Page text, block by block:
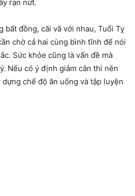
rạn nứt.
bất đồng, cãi vã với nhau, Tuổi Tỵ
chờ cả hai cùng bình tĩnh để nói
Sức khỏe cũng là vấn đề mà
Nếu có ý định giảm cân thì nên
chế độ ăn uống và tập luyện